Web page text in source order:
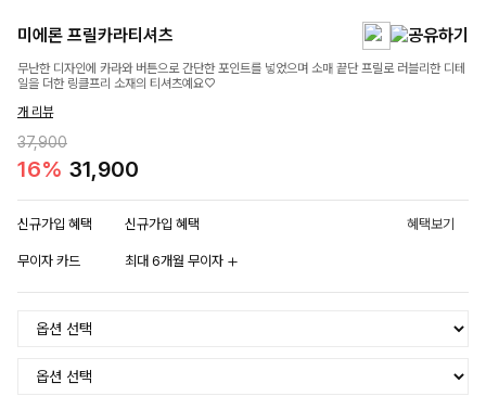
미에론 프릴카라티셔츠
무난한 디자인에 카라와 버튼으로 간단한 포인트를 넣었으며 소매 끝단 프릴로 러블리한 디테
일을 더한 링클프리 소재의 티셔츠예요♡
개 리뷰
37,900
16% 31,900
신규가입 혜택 신규가입 혜택 혜택보기
무이자 카드 최대 6개월 무이자